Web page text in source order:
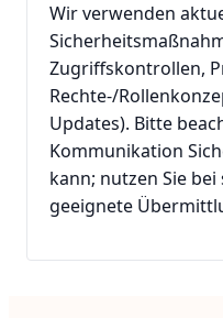
Wir verwenden
Zugriffskontrollen,
Rechte-/
Updates). Bitte
Kommunikation
kann; nutzen Sie
geeignete